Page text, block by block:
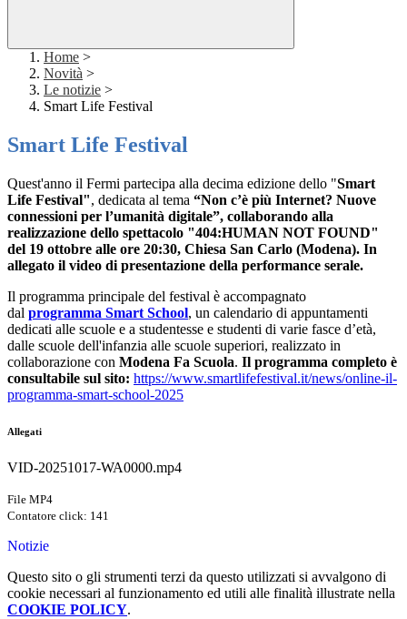
Home >
Novità >
Le notizie >
Smart Life Festival
Smart Life Festival
Quest'anno il Fermi partecipa alla decima edizione dello "Smart
Life Festival", dedicata al tema “Non c’è più Internet? Nuove
connessioni per l’umanità digitale”, collaborando alla
realizzazione dello spettacolo "404:HUMAN NOT FOUND"
del 19 ottobre alle ore 20:30, Chiesa San Carlo (Modena). In
allegato il video di presentazione della performance serale.
Il programma principale del festival è accompagnato
dal programma Smart School, un calendario di appuntamenti
dedicati alle scuole e a studentesse e studenti di varie fasce d’età,
dalle scuole dell'infanzia alle scuole superiori, realizzato in
collaborazione con Modena Fa Scuola. Il programma completo è
consultabile sul sito: https://www.smartlifefestival.it/news/online-il-
programma-smart-school-2025
Allegati
VID-20251017-WA0000.mp4
File MP4
Contatore click: 141
Notizie
Questo sito o gli strumenti terzi da questo utilizzati si avvalgono di
cookie necessari al funzionamento ed utili alle finalità illustrate nella
COOKIE POLICY.